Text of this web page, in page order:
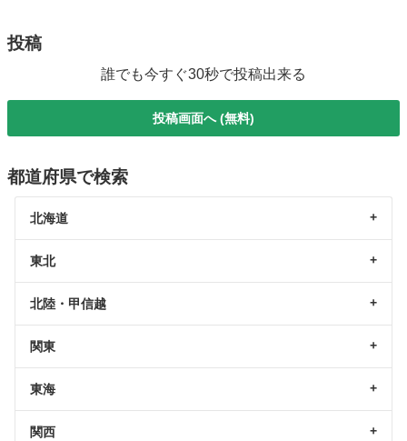
投稿
誰でも今すぐ30秒で投稿出来る
投稿画面へ (無料)
都道府県で検索
北海道
東北
北陸・甲信越
関東
東海
関西